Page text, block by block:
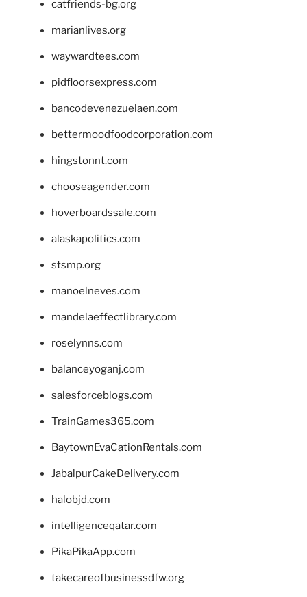
catfriends-bg.org
marianlives.org
waywardtees.com
pidfloorsexpress.com
bancodevenezuelaen.com
bettermoodfoodcorporation.com
hingstonnt.com
chooseagender.com
hoverboardssale.com
alaskapolitics.com
stsmp.org
manoelneves.com
mandelaeffectlibrary.com
roselynns.com
balanceyoganj.com
salesforceblogs.com
TrainGames365.com
BaytownEvaCationRentals.com
JabalpurCakeDelivery.com
halobjd.com
intelligenceqatar.com
PikaPikaApp.com
takecareofbusinessdfw.org